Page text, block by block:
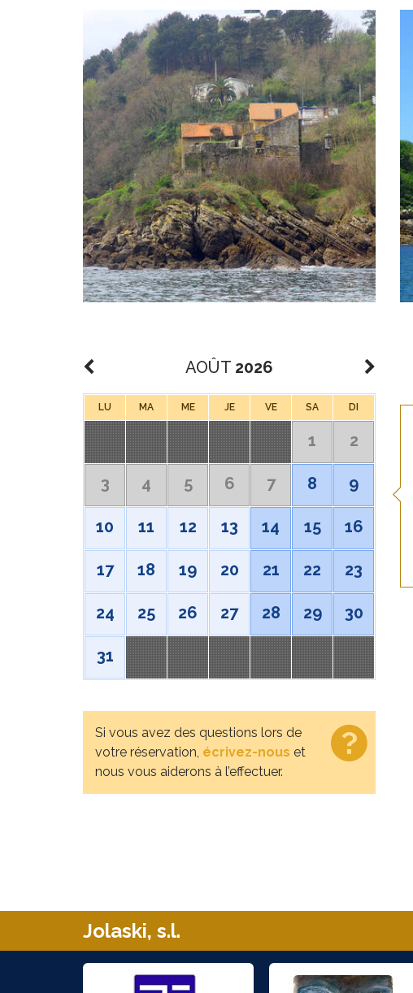
AOÛT 2026
LU MA ME JE VE SA DI
1 2
3 4 5 6 7 8 9
10 11 12 13 14 15 16
17 18 19 20 21 22 23
24 25 26 27 28 29 30
31
Si vous avez des questions lors de
votre réservation, écrivez-nous et
nous vous aiderons à l’effectuer.
Jolaski, s.l.